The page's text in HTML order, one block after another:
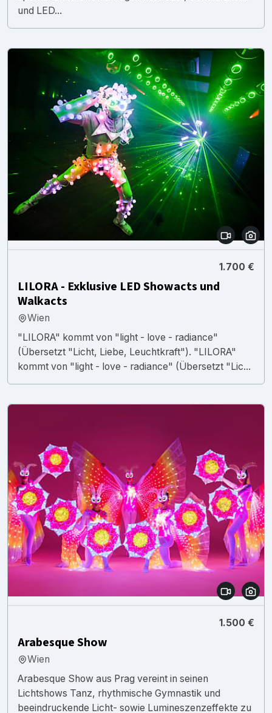
und LED...
1.700 €
LILORA - Exklusive LED Showacts und
Walkacts
Wien
"LILORA" kommt von "light - love - radiance"
(Übersetzt "Licht, Liebe, Leuchtkraft"). "LILORA"
kommt von "light - love - radiance" (Übersetzt "Lic...
1.500 €
Arabesque Show
Wien
Arabesque Show aus Prag vereint in seinen
Lichtshows Tanz, rhythmische Gymnastik und
beeindruckende Licht- sowie Lumineszenzeffekte zu